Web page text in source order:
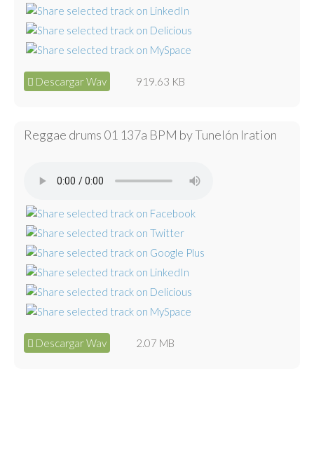
Descargar Wav 919.63 KB
Reggae drums 01 137a BPM by Tunelón Iration
Descargar Wav 2.07 MB